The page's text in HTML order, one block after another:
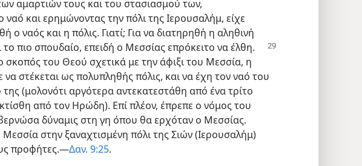
αμαρτιών τους και του στασιασμού των,
και ερημώνοντας την πόλι της Ιερουσαλήμ, είχε
ο ναός και η πόλις. Γιατί; Για να διατηρηθή η αληθινή
το πιο σπουδαίο, επειδή ο Μεσσίας επρόκειτο να έλθη.
σκοπός του Θεού σχετικά με την άφιξι του Μεσσία, η
στέκεται ως πολυπληθής πόλις, και να έχη τον ναό του
(μολονότι αργότερα αντεκατεστάθη από ένα τρίτο
από τον Ηρώδη). Επί πλέον, έπρεπε ο νόμος του
δύναμις στη γη όπου θα ερχόταν ο Μεσσίας.
στην ξαναχτισμένη πόλι της Σιών (Ιερουσαλήμ)
προφήτες.—Δαν. 9:25.